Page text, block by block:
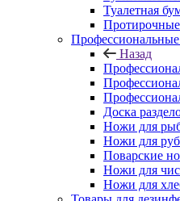
Туалетная
Протирочные
Назад
Доска
Ножи для
Ножи для
Поварские
Ножи для
Ножи для